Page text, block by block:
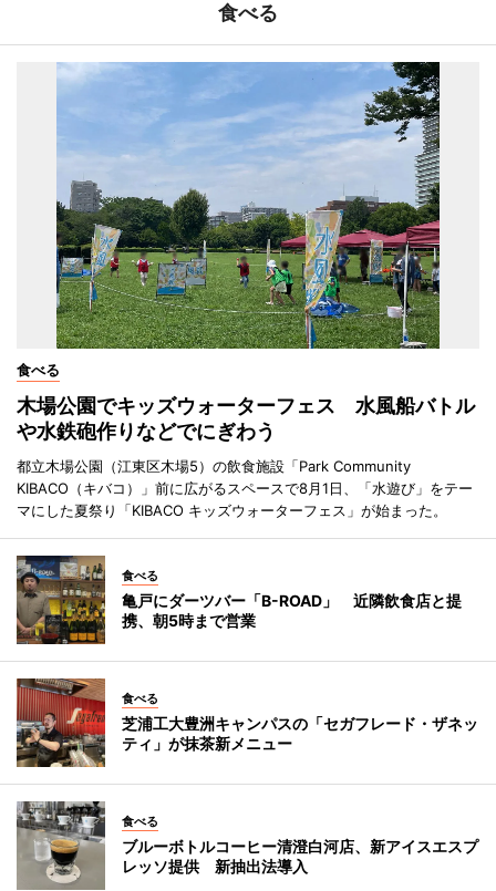
食べる
食べる
木場公園でキッズウォーターフェス 水風船バトル
や水鉄砲作りなどでにぎわう
都立木場公園（江東区木場5）の飲食施設「Park Community
KIBACO（キバコ）」前に広がるスペースで8月1日、「水遊び」をテー
マにした夏祭り「KIBACO キッズウォーターフェス」が始まった。
食べる
亀戸にダーツバー「B-ROAD」 近隣飲食店と提
携、朝5時まで営業
食べる
芝浦工大豊洲キャンパスの「セガフレード・ザネッ
ティ」が抹茶新メニュー
食べる
ブルーボトルコーヒー清澄白河店、新アイスエスプ
レッソ提供 新抽出法導入